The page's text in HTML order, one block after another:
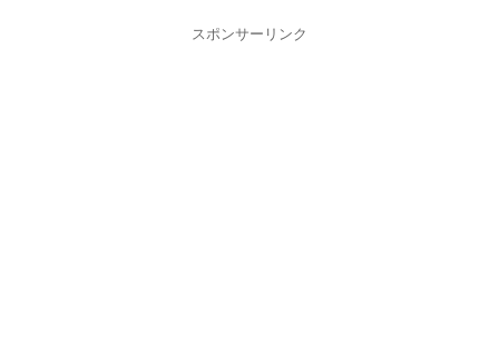
スポンサーリンク